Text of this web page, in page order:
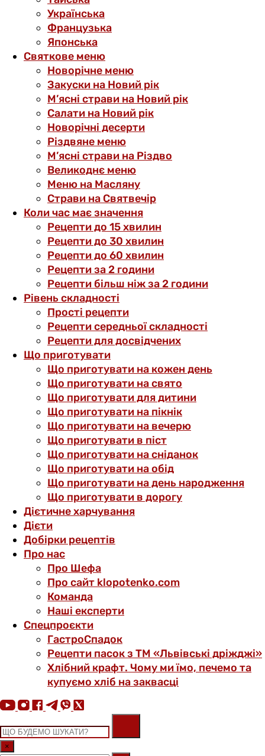
Українська
Французька
Японська
Святкове меню
Новорічне меню
Закуски на Новий рік
М’ясні страви на Новий рік
Салати на Новий рік
Новорічні десерти
Різдвяне меню
М’ясні страви на Різдво
Великоднє меню
Меню на Масляну
Страви на Святвечір
Коли час має значення
Рецепти до 15 хвилин
Рецепти до 30 хвилин
Рецепти до 60 хвилин
Рецепти за 2 години
Рецепти більш ніж за 2 години
Рівень складності
Прості рецепти
Рецепти середньої складності
Рецепти для досвідчених
Що приготувати
Що приготувати на кожен день
Що приготувати на свято
Що приготувати для дитини
Що приготувати на пікнік
Що приготувати на вечерю
Що приготувати в піст
Що приготувати на сніданок
Що приготувати на обід
Що приготувати на день народження
Що приготувати в дорогу
Дієтичне харчування
Дієти
Добірки рецептів
Про нас
Про Шефа
Про сайт klopotenko.com
Команда
Наші експерти
Спецпроєкти
ГастроСпадок
Рецепти пасок з ТМ «Львівські дріжджі»
Хлібний крафт. Чому ми їмо, печемо та
купуємо хліб на заквасці
×